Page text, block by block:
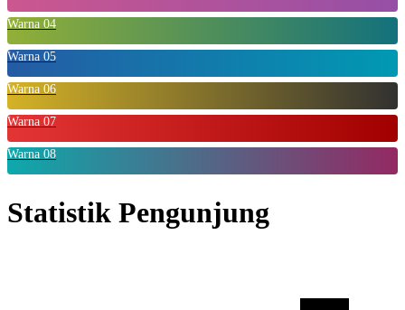
Warna 04
Warna 05
Warna 06
Warna 07
Warna 08
Statistik Pengunjung